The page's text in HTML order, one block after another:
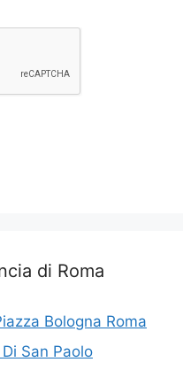
di Roma
Bologna Roma
San Paolo